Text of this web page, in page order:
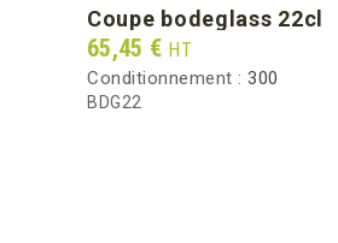
coupe bodeglass 22cl
Prix
65,45 € HT
Conditionnement : 300
BDG22